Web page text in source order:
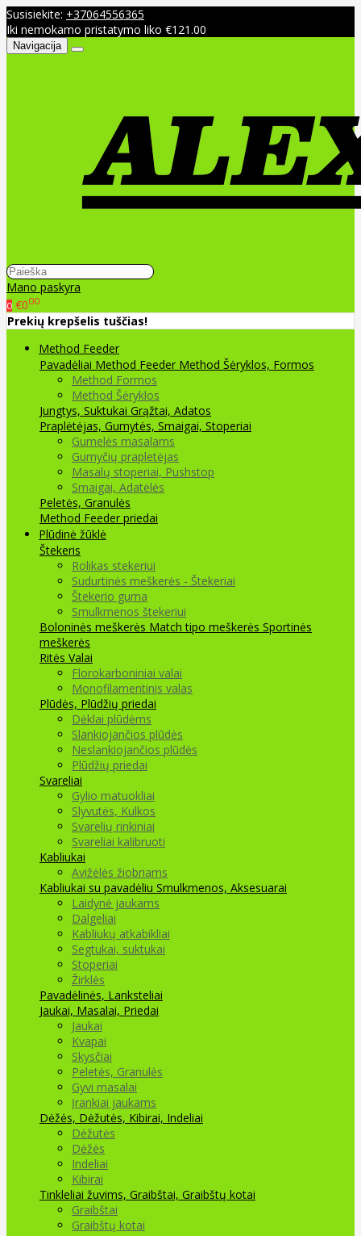
Susisiekite: +37064556365
Iki nemokamo pristatymo liko €121.00
Navigacija
Mano paskyra
0 €000
Prekių krepšelis tuščias!
Method Feeder
Pavadėliai Method Feeder Method Šėryklos, Formos
Method Formos
Method Šėryklos
Jungtys, Suktukai Grąžtai, Adatos
Praplėtėjas, Gumytės, Smaigai, Stoperiai
Gumelės masalams
Gumyčių prapletėjas
Masalų stoperiai, Pushstop
Smaigai, Adatėlės
Peletės, Granulės
Method Feeder priedai
Plūdinė žūklė
Štekeris
Rolikas stekeriui
Sudurtinės meškerės - Štekeriai
Štekerio guma
Smulkmenos štekeriui
Boloninės meškerės Match tipo meškerės Sportinės
meškerės
Ritės Valai
Florokarboniniai valai
Monofilamentinis valas
Plūdės, Plūdžių priedai
Dėklai plūdėms
Slankiojančios plūdės
Neslankiojančios plūdės
Plūdžių priedai
Svareliai
Gylio matuokliai
Slyvutės, Kulkos
Svarelių rinkiniai
Svareliai kalibruoti
Kabliukai
Avižėlės žiobriams
Kabliukai su pavadėliu Smulkmenos, Aksesuarai
Laidynė jaukams
Dalgeliai
Kabliukų atkabikliai
Segtukai, suktukai
Stoperiai
Žirklės
Pavadėlinės, Lanksteliai
Jaukai, Masalai, Priedai
Jaukai
Kvapai
Skysčiai
Peletės, Granulės
Gyvi masalai
Įrankiai jaukams
Dėžės, Dėžutės, Kibirai, Indeliai
Dėžutės
Dėžės
Indeliai
Kibirai
Tinkleliai žuvims, Graibštai, Graibštų kotai
Graibštai
Graibštų kotai